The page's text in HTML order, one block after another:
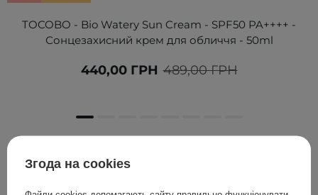
TOCOBO - Bio Watery Sun Cream - SPF50 PA++++ -
Сонцезахисний крем для обличчя - 50ml
489,00 ГРН
440,00 ГРН
Клієнти, які купували цей товар,
Згода на cookies